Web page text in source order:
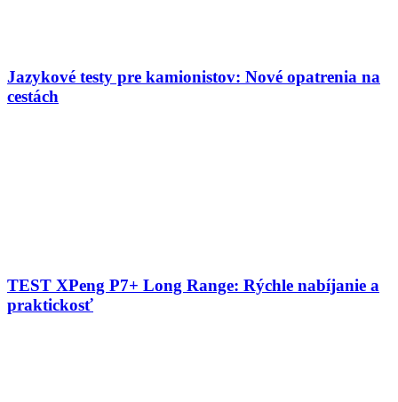
Jazykové testy pre kamionistov: Nové opatrenia na
cestách
TEST XPeng P7+ Long Range: Rýchle nabíjanie a
praktickosť